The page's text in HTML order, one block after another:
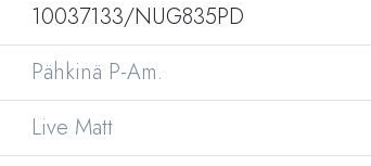
10037133/NUG835PD
Pähkinä P-Am.
Live Matt